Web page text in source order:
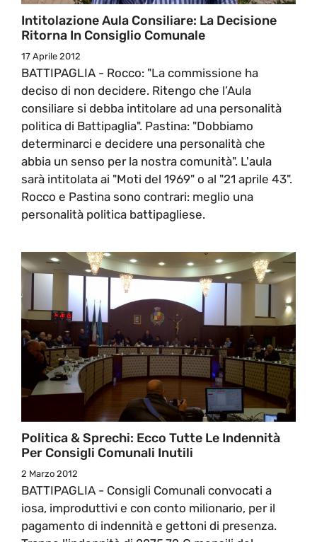
Intitolazione Aula Consiliare: La Decisione
Ritorna In Consiglio Comunale
17 Aprile 2012
BATTIPAGLIA - Rocco: "La commissione ha
deciso di non decidere. Ritengo che l’Aula
consiliare si debba intitolare ad una personalità
politica di Battipaglia". Pastina: "Dobbiamo
determinarci e decidere una personalità che
abbia un senso per la nostra comunità". L'aula
sarà intitolata ai "Moti del 1969" o al "21 aprile 43".
Rocco e Pastina sono contrari: meglio una
personalità politica battipagliese.
Politica & Sprechi: Ecco Tutte Le Indennità
Per Consigli Comunali Inutili
2 Marzo 2012
BATTIPAGLIA - Consigli Comunali convocati a
iosa, improduttivi e con conto milionario, per il
pagamento di indennità e gettoni di presenza.